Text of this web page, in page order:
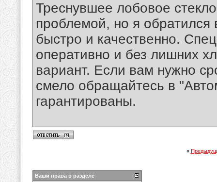
Треснувшее лобовое
проблемой, но я
быстро и качественно.
оперативно и без лишних
вариант. Если вам нужно
смело обращайтесь в
гарантированы.
«
Ваши права в разделе